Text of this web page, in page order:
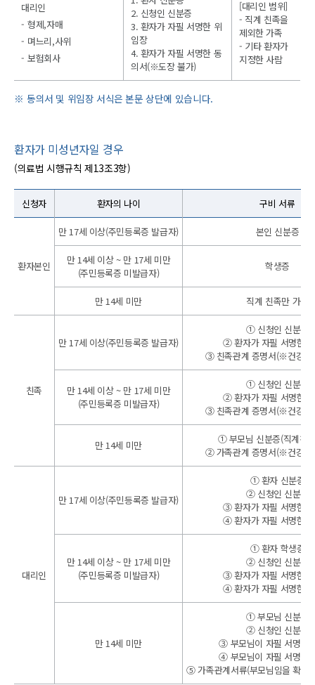
대리인
형제,자매
며느리,사위
보험회사
2. 신청인 신분증
3. 환자가 자필 서명한 위
임장
4. 환자가 자필 서명한 동
의서(※도장 불가)
[대리인 범위]
- 직계 친족을
제외한 가족
- 기타 환자가
지정한 사람
동의서 및 위임장 서식은 본문 상단에 있습니다.
환자가 미성년자일 경우
(의료법 시행규칙 제13조3항)
신청자 환자의 나이 구비 서류
환자본인
만 17세 이상(주민등록증 발급자) 본인 신분증
만 14세 이상 ~ 만 17세 미만
(주민등록증 미발급자)
학생증
만 14세 미만 직계 친족만 가능
친족
만 17세 이상(주민등록증 발급자)
① 신청인 신분증
② 환자가 자필 서명한
③ 친족관계 증명서(※건강보
만 14세 이상 ~ 만 17세 미만
(주민등록증 미발급자)
① 신청인 신분증
② 환자가 자필 서명한
③ 친족관계 증명서(※건강보
만 14세 미만
① 부모님 신분증(직계친
② 가족관계 증명서(※건강보
대리인
만 17세 이상(주민등록증 발급자)
① 환자 신분증
② 신청인 신분증
③ 환자가 자필 서명한
④ 환자가 자필 서명한
만 14세 이상 ~ 만 17세 미만
(주민등록증 미발급자)
① 환자 학생증
② 신청인 신분증
③ 환자가 자필 서명한
④ 환자가 자필 서명한
만 14세 미만
① 부모님 신분증
② 신청인 신분증
③ 부모님이 자필 서명한
④ 부모님이 자필 서명한
⑤ 가족관계서류(부모님임을 확인